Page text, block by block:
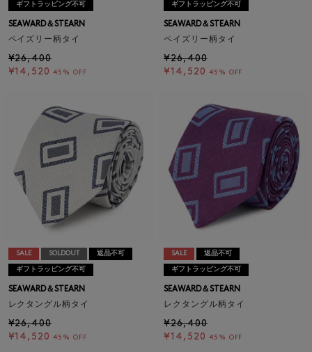
ギフトラッピング不可
SEAWARD＆STEARN
ペイズリー柄タイ
¥26,400
¥14,520 45% OFF
ギフトラッピング不可
SEAWARD＆STEARN
ペイズリー柄タイ
¥26,400
¥14,520 45% OFF
SALE SOLDOUT 返品不可
ギフトラッピング不可
SEAWARD＆STEARN
レクタングル柄タイ
¥26,400
¥14,520 45% OFF
SALE 返品不可
ギフトラッピング不可
SEAWARD＆STEARN
レクタングル柄タイ
¥26,400
¥14,520 45% OFF